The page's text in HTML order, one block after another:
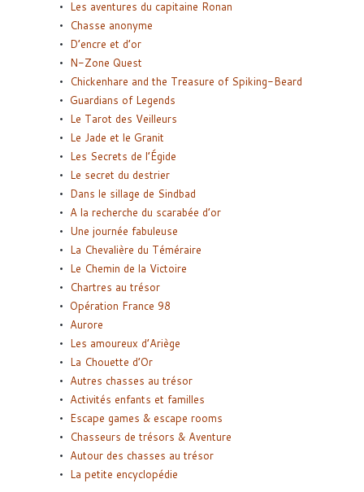
Les aventures du capitaine Ronan
Chasse anonyme
D’encre et d’or
N-Zone Quest
Chickenhare and the Treasure of Spiking-Beard
Guardians of Legends
Le Tarot des Veilleurs
Le Jade et le Granit
Les Secrets de l’Égide
Le secret du destrier
Dans le sillage de Sindbad
A la recherche du scarabée d’or
Une journée fabuleuse
La Chevalière du Téméraire
Le Chemin de la Victoire
Chartres au trésor
Opération France 98
Aurore
Les amoureux d’Ariège
La Chouette d’Or
Autres chasses au trésor
Activités enfants et familles
Escape games & escape rooms
Chasseurs de trésors & Aventure
Autour des chasses au trésor
La petite encyclopédie